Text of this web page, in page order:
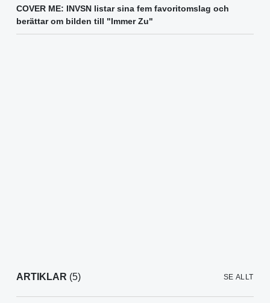
COVER ME: INVSN listar sina fem favoritomslag och
berättar om bilden till "Immer Zu"
ARTIKLAR (5) SE ALLT